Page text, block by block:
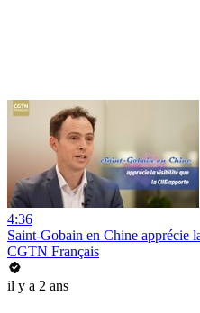
4:36
Saint-Gobain en Chine apprécie
CGTN Français
il y a 2 ans